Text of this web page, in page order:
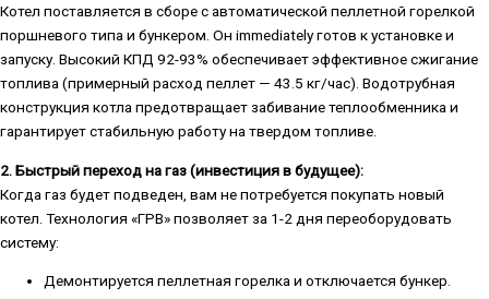
Котел поставляется в сборе с автоматической пеллетной горелкой
поршневого типа и бункером. Он immediately готов к установке и
запуску. Высокий КПД 92-93% обеспечивает эффективное сжигание
топлива (примерный расход пеллет — 43.5 кг/час). Водотрубная
конструкция котла предотвращает забивание теплообменника и
гарантирует стабильную работу на твердом топливе.
2. Быстрый переход на газ (инвестиция в будущее):
Когда газ будет подведен, вам не потребуется покупать новый
котел. Технология «ГРВ» позволяет за 1-2 дня переоборудовать
систему:
Демонтируется пеллетная горелка и отключается бункер.